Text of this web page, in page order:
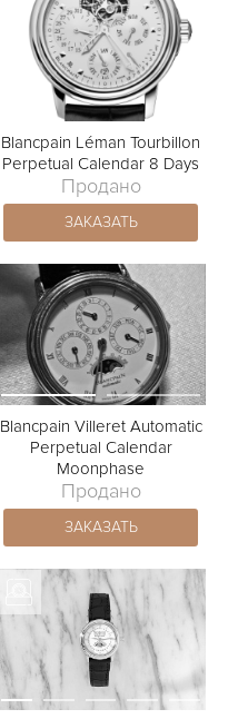
Blancpain Léman Tourbillon
Perpetual Calendar 8 Days
Продано
ЗАКАЗАТЬ
Blancpain Villeret Automatic
Perpetual Calendar
Moonphase
Продано
ЗАКАЗАТЬ